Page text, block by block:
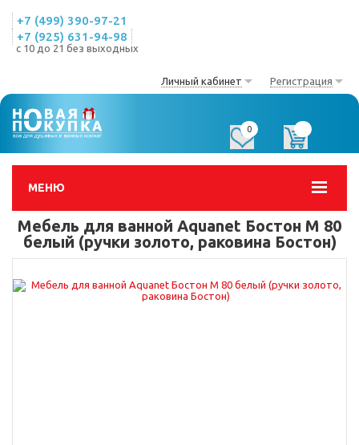
+7 (499) 390-97-21
+7 (925) 631-94-98
с 10 до 21 без выходных
Личный кабинет Регистрация
МЕНЮ
0
Мебель для ванной Aquanet Бостон М 80
белый (ручки золото, раковина Бостон)